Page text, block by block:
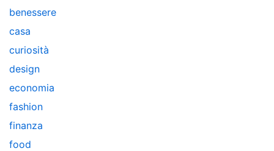
benessere
casa
curiosità
design
economia
fashion
finanza
food